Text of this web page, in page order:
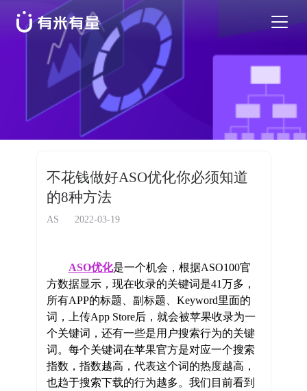
苹果应用商店优化
安卓应用商店优化
EN
不花钱做好ASO优化你必须知道
的8种方法
AS 2022-03-19
ASO优化是一个机会，根据ASO100官
方数据显示，现在收录的关键词是41万多，
所有APP的标题、副标题、Keyword里面的
词，上传App Store后，就会被苹果收录为一
个关键词，还有一些是用户搜索行为的关键
词。每个关键词在苹果官方是对应一个搜索
指数，指数越高，代表这个词的热度越高，
也趋于搜索下载的行为越多。我们目前看到